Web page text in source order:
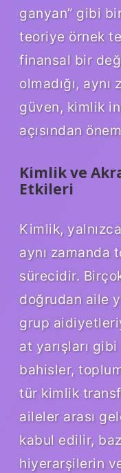
ganyan” gibi
teoriye örnek
finansal bir
olmadığı,
güven, kimlik
açısından
Kimlik ve
Etkileri
Kimlik,
aynı zamanda
sürecidir.
doğrudan aile
grup
at yarışları
bahisler,
tür kimlik
aileler arası
kabul edilir,
hiyerarşilerin